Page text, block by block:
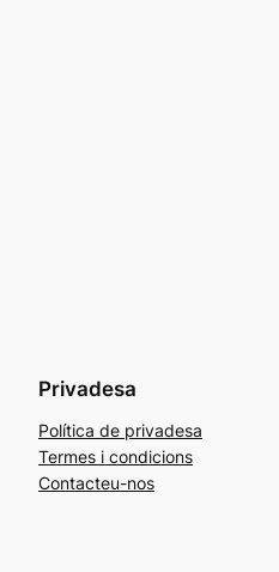
Privadesa
Política de privadesa
Termes i condicions
Contacteu-nos